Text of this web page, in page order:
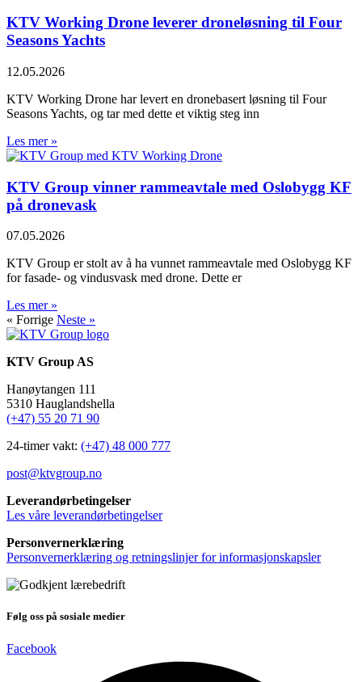
KTV Working Drone leverer droneløsning til Four
Seasons Yachts
12.05.2026
KTV Working Drone har levert en dronebasert løsning til Four
Seasons Yachts, og tar med dette et viktig steg inn
Les mer »
KTV Group vinner rammeavtale med Oslobygg KF
på dronevask
07.05.2026
KTV Group er stolt av å ha vunnet rammeavtale med Oslobygg KF
for fasade- og vindusvask med drone. Dette er
Les mer »
« Forrige Neste »
KTV Group AS
Hanøytangen 111
5310 Hauglandshella
(+47) 55 20 71 90
24-timer vakt: (+47) 48 000 777
post@ktvgroup.no
Leverandørbetingelser
Les våre leverandørbetingelser
Personvernerklæring
Personvernerklæring og retningslinjer for informasjonskapsler
Følg oss på sosiale medier
Facebook